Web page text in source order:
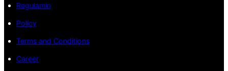
Regulamin
Policy
Terms and Conditions
Career